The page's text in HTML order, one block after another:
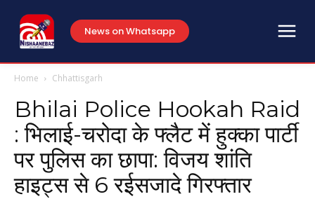
News on Whatsapp
Home Chhattisgarh
Bhilai Police Hookah Raid
: भिलाई-चरोदा के फ्लैट में हुक्का पार्टी
पर पुलिस का छापा: विजय शांति
हाइट्स से 6 रईसजादे गिरफ्तार